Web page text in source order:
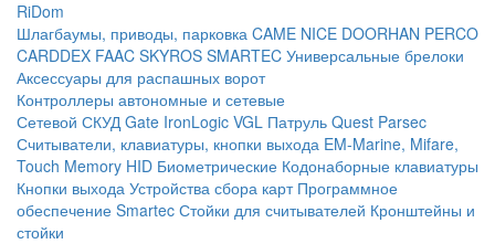
RiDom
Шлагбаумы, приводы, парковка CAME NICE DOORHAN PERCO
CARDDEX FAAC SKYROS SMARTEC Универсальные брелоки
Аксессуары для распашных ворот
Контроллеры автономные и сетевые
Сетевой СКУД Gate IronLogic VGL Патруль Quest Parsec
Считыватели, клавиатуры, кнопки выхода EM-Marine, Mifare,
Touch Memory HID Биометрические Кодонаборные клавиатуры
Кнопки выхода Устройства сбора карт Программное
обеспечение Smartec Стойки для считывателей Кронштейны и
стойки